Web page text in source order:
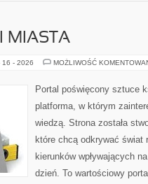
MIASTA
16 - 2026 MOŻLIWOŚĆ
Portal poświęcony sztuce
platforma, w którym
wiedzą. Strona została
które chcą odkrywać
kierunków wpływających
dzień. To wartościowy